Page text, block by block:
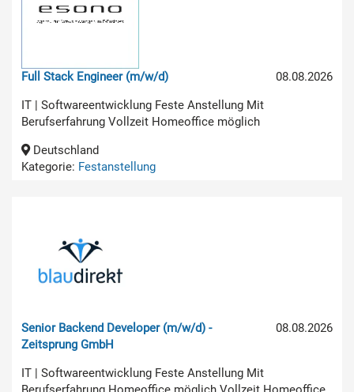
08.08.2026
Full Stack Engineer (m/w/d)
IT | Softwareentwicklung Feste Anstellung Mit
Berufserfahrung Vollzeit Homeoffice möglich
Deutschland
Kategorie: Festanstellung
08.08.2026
Senior Backend Developer (m/w/d) -
Zeitsprung GmbH
IT | Softwareentwicklung Feste Anstellung Mit